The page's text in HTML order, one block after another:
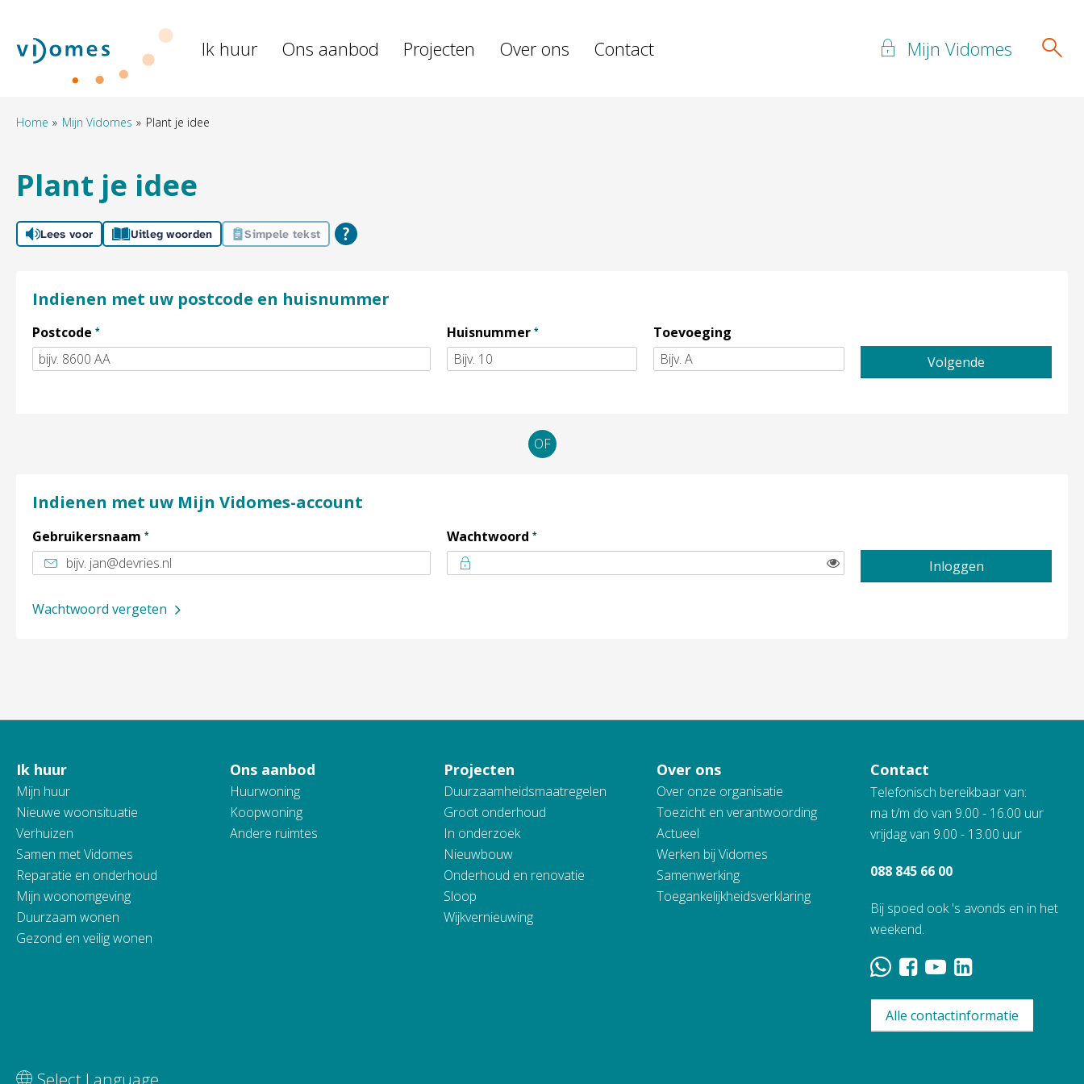
Naar hoofdinhoud
Naar hoofdnavigatiemenu
Naar zoeken
Naar de homepage Ik huur Ons aanbod Projecten Over ons Contact Mijn Vidomes
Home Mijn Vidomes Plant je idee
Plant je idee
Lees voor Uitleg woorden Simpele tekst
Indienen met uw postcode en huisnummer
Postcode * Huisnummer *
Toevoeging
Volgende
OF
Indienen met uw Mijn Vidomes-account
Gebruikersnaam * Wachtwoord *
Toon
Inloggen
Wachtwoord vergeten
Contactinformatie
Ik huur
Mijn huur
Nieuwe woonsituatie
Verhuizen
Samen met Vidomes
Reparatie en onderhoud
Mijn woonomgeving
Duurzaam wonen
Gezond en veilig wonen
Ons aanbod
Huurwoning
Koopwoning
Andere ruimtes
Projecten
Duurzaamheidsmaatregelen
Groot onderhoud
In onderzoek
Nieuwbouw
Onderhoud en renovatie
Sloop
Wijkvernieuwing
Over ons
Over onze organisatie
Toezicht en verantwoording
Actueel
Werken bij Vidomes
Samenwerking
Toegankelijkheidsverklaring
Contact
Telefonisch bereikbaar van:
ma t/m do van 9.00 - 16.00 uur
vrijdag van 9.00 - 13.00 uur
088 845 66 00
Bij spoed ook 's avonds en in het
weekend.
Alle contactinformatie
Vertaal deze pagina
Select Language